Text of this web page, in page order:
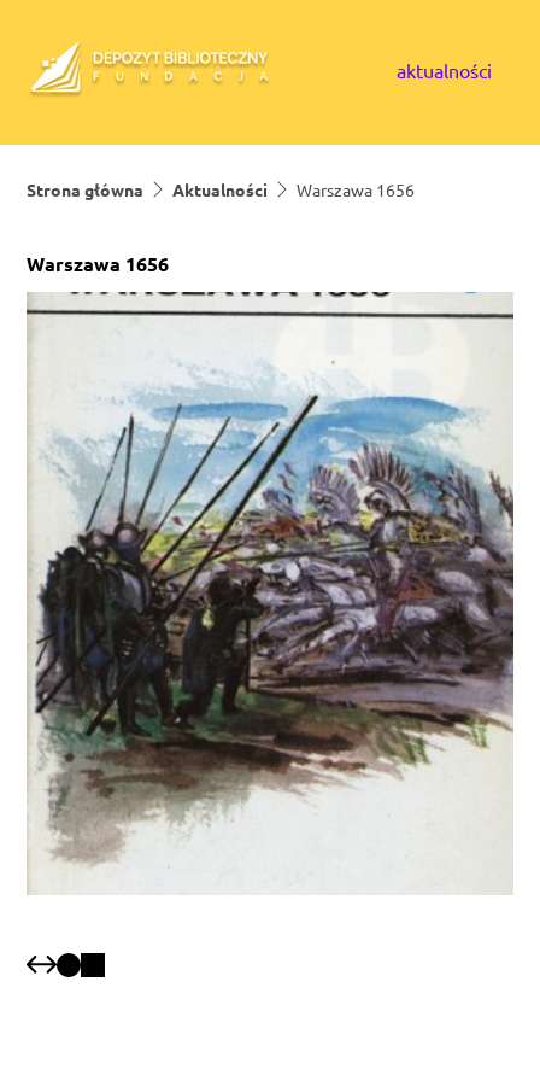
aktualności
Strona główna Aktualności Warszawa 1656
Warszawa 1656